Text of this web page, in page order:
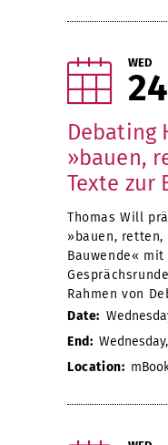
WED
24
Debating
»bauen,
Texte zur
Thomas Will
»bauen, retten,
Bauwende«
Rahmen von
Date:
End:
Location: